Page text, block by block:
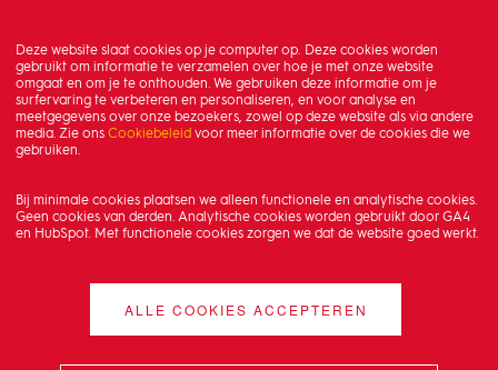
Deze website slaat cookies op je computer op. Deze cookies worden
gebruikt om informatie te verzamelen over hoe je met onze website
omgaat en om je te onthouden. We gebruiken deze informatie om je
surfervaring te verbeteren en personaliseren, en voor analyse en
meetgegevens over onze bezoekers, zowel op deze website als via andere
media. Zie ons Cookiebeleid voor meer informatie over de cookies die we
gebruiken.
Bij minimale cookies plaatsen we alleen functionele en analytische cookies.
Geen cookies van derden. Analytische cookies worden gebruikt door GA4
en HubSpot. Met functionele cookies zorgen we dat de website goed werkt.
ALLE COOKIES ACCEPTEREN